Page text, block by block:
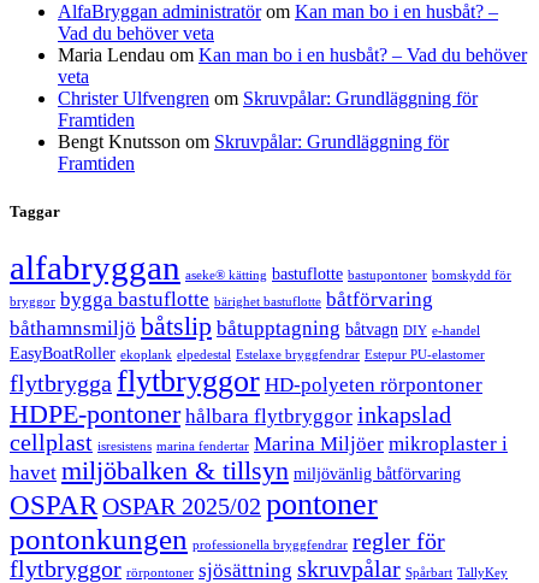
AlfaBryggan administratörom Kan man bo i en husbåt? –
Vad du behöver veta
Maria Lendau om Kan man bo i en husbåt? – Vad du behöver
veta
Christer Ulfvengren om Skruvpålar: Grundläggning för
Framtiden
Bengt Knutsson om Skruvpålar: Grundläggning för
Framtiden
Taggar
alfabryggan aseke® kätting bastuflotte bastupontoner bomskydd för
bryggor bygga bastuflotte bärighet bastuflotte båtförvaring
båthamnsmiljö båtslip båtupptagning båtvagn DIY e-handel
EasyBoatRoller ekoplank elpedestal Estelaxe bryggfendrar Estepur PU-elastomer
flytbrygga flytbryggor HD-polyeten rörpontoner
HDPE-pontoner hålbara flytbryggor inkapslad
cellplast isresistens marina fendertar Marina Miljöer mikroplaster i
havet miljöbalken & tillsyn miljövänlig båtförvaring
OSPAR OSPAR 2025/02 pontoner
pontonkungen professionella bryggfendrar regler för
flytbryggor rörpontoner sjösättning skruvpålar Spårbart TallyKey